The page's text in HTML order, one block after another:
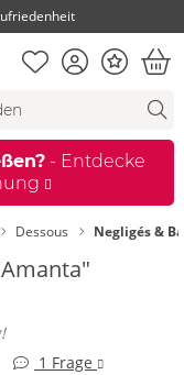
Merkliste
KontoBonus
- Entdecke
Dessous Negligés &
1 Frage